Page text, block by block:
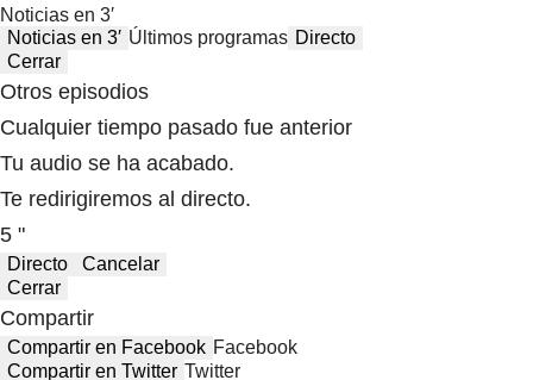
Noticias en 3′
Noticias en 3′ Últimos programas Directo
Cerrar
Otros episodios
Cualquier tiempo pasado fue anterior
Tu audio se ha acabado.
Te redirigiremos al directo.
5 "
Directo
Cancelar
Cerrar
Compartir
Compartir en Facebook Facebook
Compartir en Twitter Twitter